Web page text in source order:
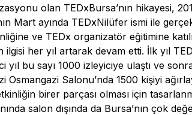
olan TEDxBursa’nın hikayesi,
Mart ayında TEDxNilüfer ismi ile
ve TEDx organizatör eğitimine
ilgisi her yıl artarak devam etti. İlk yıl
bu sayı 1000 izleyiciye ulaştı ve
Salonu’nda 1500 kişiyi
birer parçası olması için
salon dışında da Bursa’nın çok